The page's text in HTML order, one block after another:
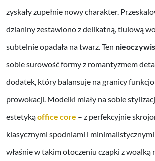
zyskały zupełnie nowy charakter.
dzianiny zestawiono z delikatną, tiulową
subtelnie opadała na twarz. Ten
sobie surowość formy z romantyzmem
dodatek, który balansuje na granicy
prowokacji. Modelki miały na sobie
estetykąoffice core – z perfekcyjnie
klasycznymi spodniami i
właśnie w takim otoczeniu czapki z woalką